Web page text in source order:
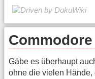
Gäbe es überhaupt
ohne die vielen